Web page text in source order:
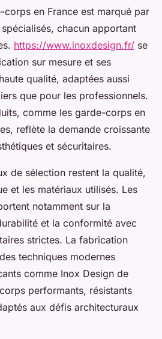
corps en France est marqué par
spécialisés, chacun apportant
https://www.inoxdesign.fr/ se
sur mesure et ses
qualité, adaptées aussi
que pour les professionnels.
comme les garde-corps en
reflète la demande croissante
et sécuritaires.
de sélection restent la qualité,
et les matériaux utilisés. Les
notamment sur la
et la conformité avec
strictes. La fabrication
techniques modernes
comme Inox Design de
performants, résistants
aux défis architecturaux